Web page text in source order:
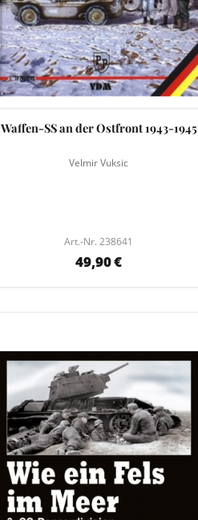
Waffen-SS an der Ostfront 1943-1945
Velmir Vuksic
Art.-Nr. 238641
49,90 €